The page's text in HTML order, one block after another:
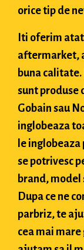
orice tip de
Iti oferim
aftermarket,
buna
sunt produse
Gobain sau
inglobeaza
le
se potrivesc
brand, model
Dupa ce ne
parbriz, te
cea mai